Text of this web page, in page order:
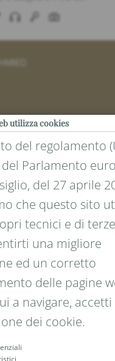
E DEI DATI
utilizza cookies
del regolamento
Parlamento
del 27 aprile
che questo sito
tecnici e di
una migliore
ed un corretto
delle pagine
a navigare, accetti
dei cookie.